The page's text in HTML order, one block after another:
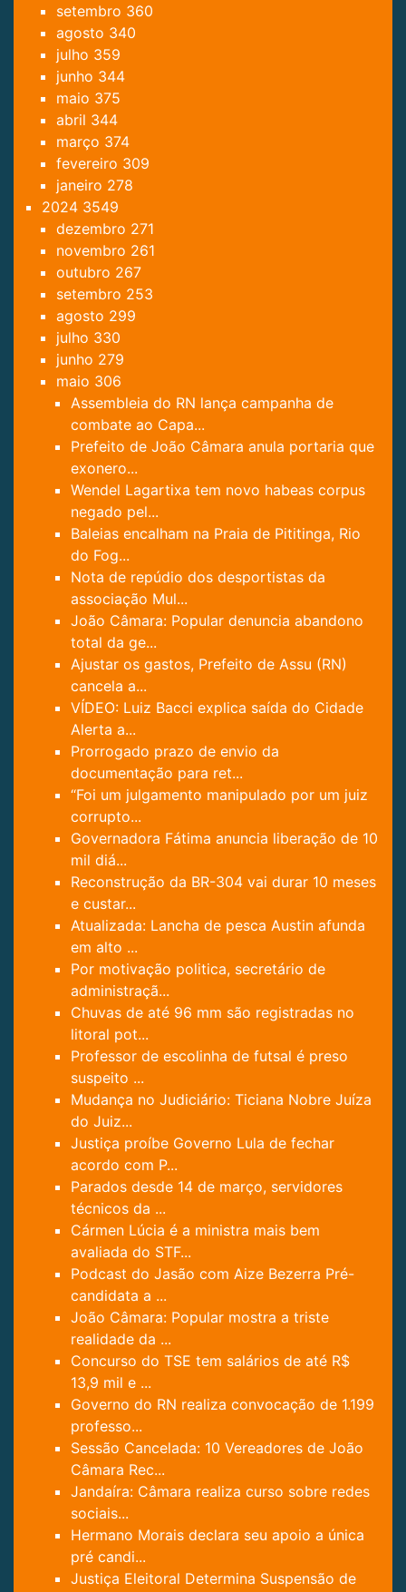
setembro 360
agosto 340
julho 359
junho 344
maio 375
abril 344
março 374
fevereiro 309
janeiro 278
2024 3549
dezembro 271
novembro 261
outubro 267
setembro 253
agosto 299
julho 330
junho 279
maio 306
Assembleia do RN lança campanha de
combate ao Capa...
Prefeito de João Câmara anula portaria que
exonero...
Wendel Lagartixa tem novo habeas corpus
negado pel...
Baleias encalham na Praia de Pititinga, Rio
do Fog...
Nota de repúdio dos desportistas da
associação Mul...
João Câmara: Popular denuncia abandono
total da ge...
Ajustar os gastos, Prefeito de Assu (RN)
cancela a...
VÍDEO: Luiz Bacci explica saída do Cidade
Alerta a...
Prorrogado prazo de envio da
documentação para ret...
“Foi um julgamento manipulado por um juiz
corrupto...
Governadora Fátima anuncia liberação de 10
mil diá...
Reconstrução da BR-304 vai durar 10 meses
e custar...
Atualizada: Lancha de pesca Austin afunda
em alto ...
Por motivação politica, secretário de
administraçã...
Chuvas de até 96 mm são registradas no
litoral pot...
Professor de escolinha de futsal é preso
suspeito ...
Mudança no Judiciário: Ticiana Nobre Juíza
do Juiz...
Justiça proíbe Governo Lula de fechar
acordo com P...
Parados desde 14 de março, servidores
técnicos da ...
Cármen Lúcia é a ministra mais bem
avaliada do STF...
Podcast do Jasão com Aize Bezerra Pré-
candidata a ...
João Câmara: Popular mostra a triste
realidade da ...
Concurso do TSE tem salários de até R$
13,9 mil e ...
Governo do RN realiza convocação de 1.199
professo...
Sessão Cancelada: 10 Vereadores de João
Câmara Rec...
Jandaíra: Câmara realiza curso sobre redes
sociais...
Hermano Morais declara seu apoio a única
pré candi...
Justiça Eleitoral Determina Suspensão de